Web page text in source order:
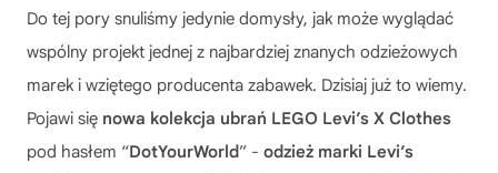
Do tej pory snuliśmy jedynie domysły, jak może wyglądać
wspólny projekt jednej z najbardziej znanych odzieżowych
marek i wziętego producenta zabawek. Dzisiaj już to wiemy.
Pojawi się nowa kolekcja ubrań LEGO Levi’s X Clothes
pod hasłem “DotYourWorld” - odzież marki Levi’s